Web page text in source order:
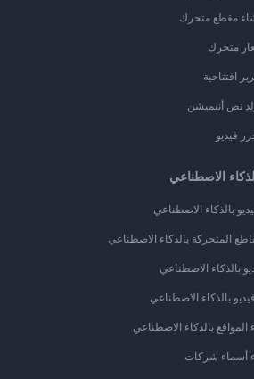
مقطع متحرك
متحرك
افتتاحية
نص أنيميشن
فيديو
الاصطناعي
بالذكاء الاصطناعي
المتحركة بالذكاء الاصطناعي
بالذكاء الاصطناعي
بالذكاء الاصطناعي
المواقع بالذكاء الاصطناعي
أسماء شركات